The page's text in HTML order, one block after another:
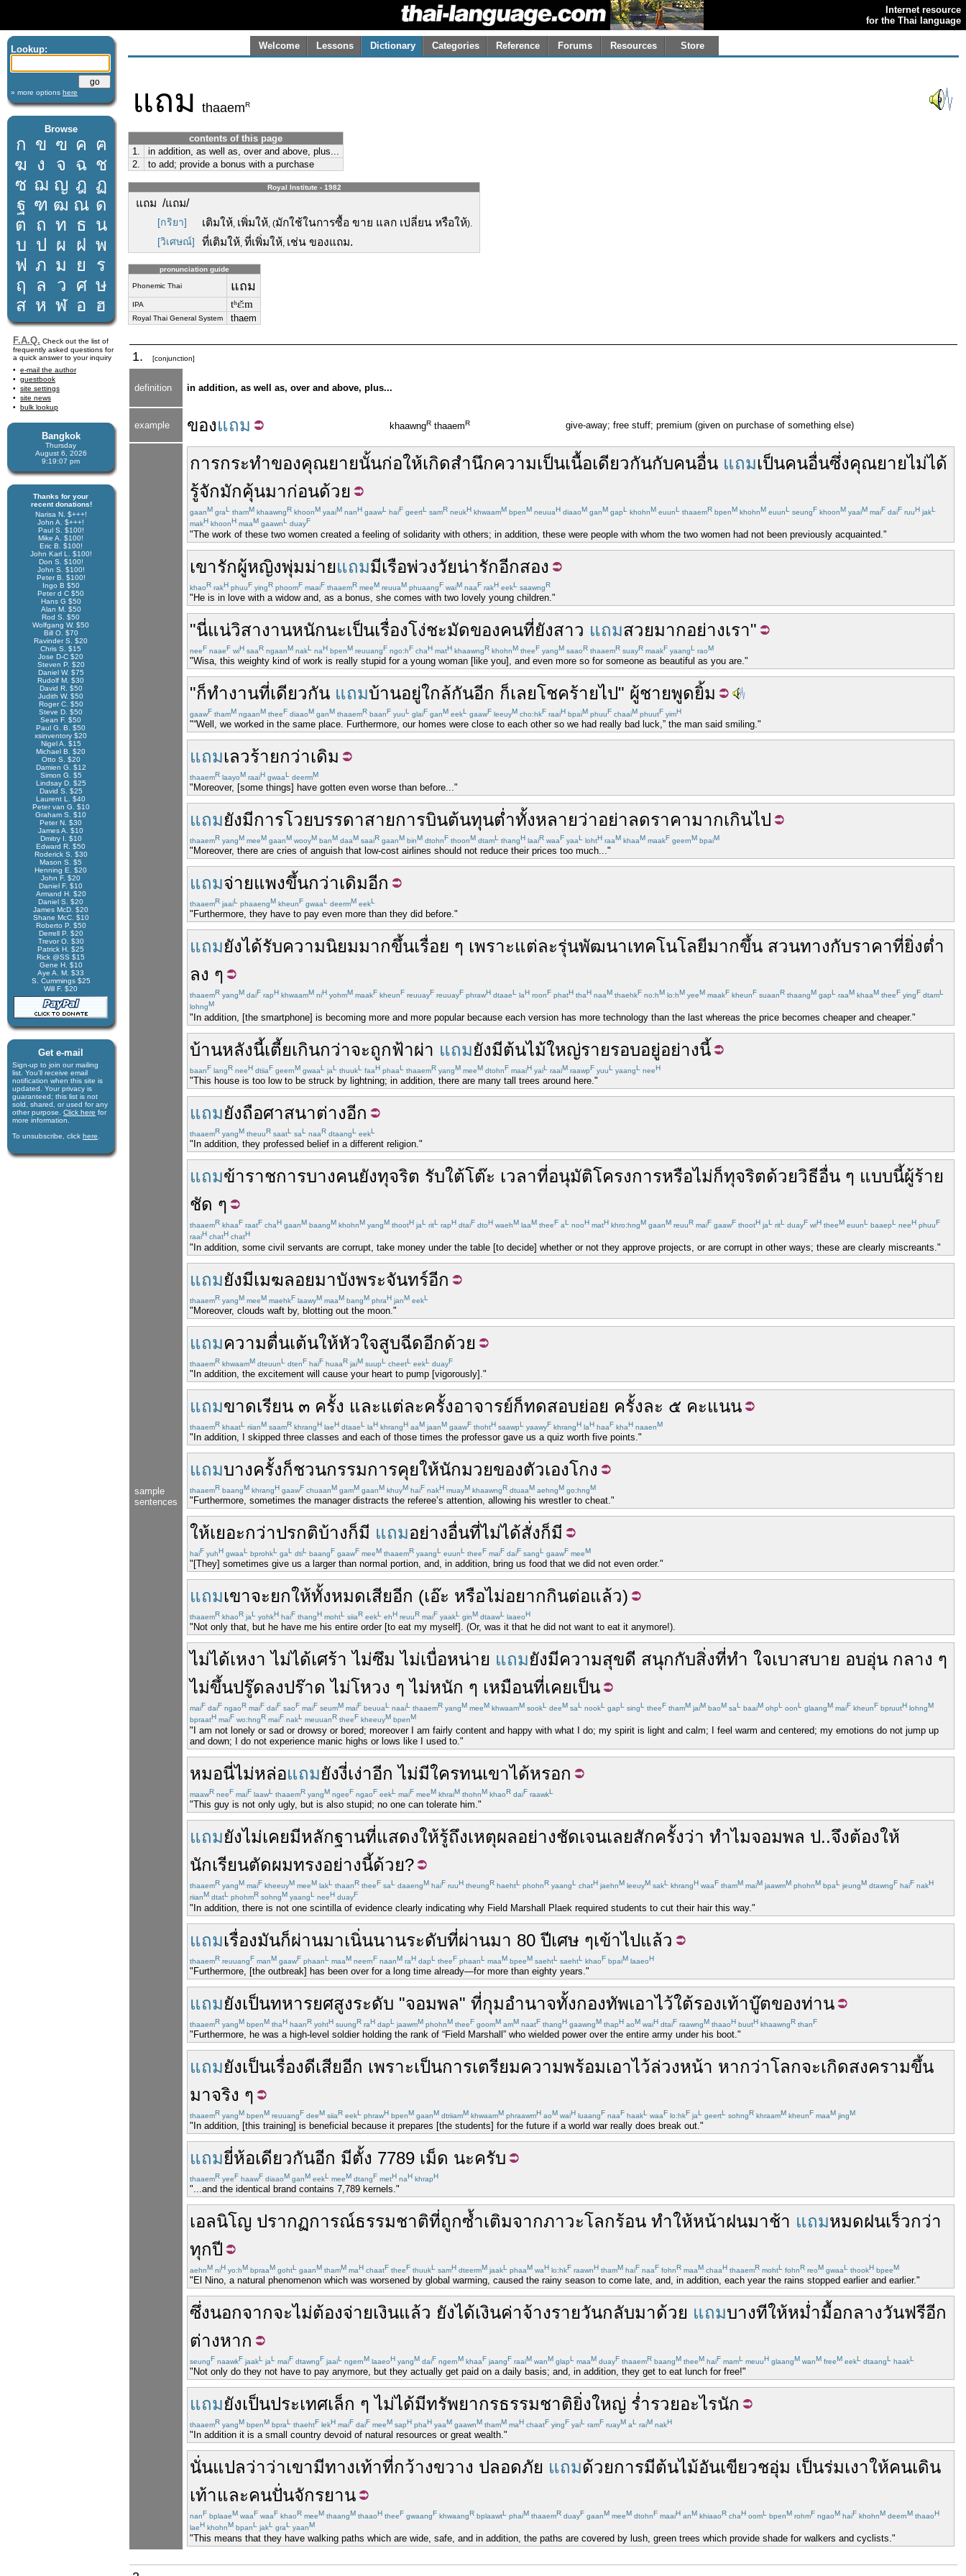
Internet resource
for the Thai language
Lookup:
» more options here
Browse
ก ข ฃ ค ฅ
ฆ ง จ ฉ ช
ซ ฌ ญ ฎ ฏ
ฐ ฑ ฒ ณ ด
ต ถ ท ธ น
บ ป ผ ฝ พ
ฟ ภ ม ย
ร
ฤ
ล ว ศ ษ
ส ห ฬ อ ฮ
F.A.Q. Check out the list of
frequently asked questions for
a quick answer to your inquiry
e-mail the author
guestbook
site settings
site news
bulk lookup
Bangkok
Thursday
August 6, 2026
9:19:07 pm
Thanks for your
recent donations!
Narisa N. $+++!
John A. $+++!
Paul S. $100!
Mike A. $100!
Eric B. $100!
John Karl L. $100!
Don S. $100!
John S. $100!
Peter B. $100!
Ingo B $50
Peter d C $50
Hans G $50
Alan M. $50
Rod S. $50
Wolfgang W. $50
Bill O. $70
Ravinder S. $20
Chris S. $15
Jose D-C $20
Steven P. $20
Daniel W. $75
Rudolf M. $30
David R. $50
Judith W. $50
Roger C. $50
Steve D. $50
Sean F. $50
Paul G. B. $50
xsinventory $20
Nigel A. $15
Michael B. $20
Otto S. $20
Damien G. $12
Simon G. $5
Lindsay D. $25
David S. $25
Laurent L. $40
Peter van G. $10
Graham S. $10
Peter N. $30
James A. $10
Dmitry I. $10
Edward R. $50
Roderick S. $30
Mason S. $5
Henning E. $20
John F. $20
Daniel F. $10
Armand H. $20
Daniel S. $20
James McD. $20
Shane McC. $10
Roberto P. $50
Derrell P. $20
Trevor O. $30
Patrick H. $25
Rick @SS $15
Gene H. $10
Aye A. M. $33
S. Cummings $25
Will F. $20
Get e-mail
Sign-up to join our mail­ing
list. You'll receive e­mail
notification when this site is
updated. Your privacy is
guaran­teed; this list is not
sold, shared, or used for any
other purpose. Click here for
more infor­mation.
To unsubscribe, click here
Welcome Lessons Dictionary Categories Reference Forums Resources Store
แถม thaaemR
contents of this page
1.
in addition, as well as, over and above, plus...
2.
to add; provide a bonus with a purchase
Royal Institute - 1982
แถม /แถม/
[กริยา] เติมให้, เพิ่มให้, (มักใช้ในการซื้อ ขาย แลก เปลี่ยน หรือให้).
[วิเศษณ์] ที่เติมให้, ที่เพิ่มให้, เช่น ของแถม.
pronunciation guide
Phonemic Thai แถม
IPA tʰɛ̌ːm
Royal Thai General System thaem
1. [conjunction]
definition in addition, as well as, over and above, plus...
example ของแถม khaawngR thaaemR give-away; free stuff; premium (given on purchase of something else)
sample
sentences
การกระทำของคุณยายนั้นก่อให้เกิดสำนึกความเป็นเนื้อเดียวกันกับคนอื่น แถมเป็นคนอื่นซึ่งคุณยายไม่ได้
รู้จักมักคุ้นมาก่อนด้วย
gaanM graL thamM khaawngR khoonM yaaiM nanH gaawL haiF geertL samR neukH khwaamM bpenM neuuaH diaaoM ganM gapL khohnM euunL thaaemR bpenM khohnM euunL seungF khoonM yaaiM maiF daiF ruuH jakL
makH khoonH maaM gaawnL duayF
"The work of these two women created a feeling of solidarity with others; in addition, these were people with whom the two women had not been previously acquainted."
เขารักผู้หญิงพุ่มม่ายแถมมีเรือพ่วงวัยน่ารักอีกสอง
khaoR rakH phuuF yingR phoomF maaiF thaaemR meeM reuuaM phuaangF waiM naaF rakH eekL saawngR
"He is in love with a widow and, as a bonus, she comes with two lovely young children."
"นี่แน่วิสางานหนักนะเป็นเรื่องโง่ชะมัดของคนที่ยังสาว แถมสวยมากอย่างเรา"
neeF naaeF wiH saaR ngaanM nakL naH bpenM reuuangF ngo:hF chaH matH khaawngR khohnM theeF yangM saaoR thaaemR suayR maakF yaangL raoM
"Wisa, this weighty kind of work is really stupid for a young woman [like you], and even more so for someone as beautiful as you are."
"ก็ทำงานที่เดียวกัน แถมบ้านอยู่ใกล้กันอีก ก็เลยโชคร้ายไป" ผู้ชายพูดยิ้ม
gaawF thamM ngaanM theeF diaaoM ganM thaaemR baanF yuuL glaiF ganM eekL gaawF leeuyM cho:hkF raaiH bpaiM phuuF chaaiM phuutF yimH
"“Well, we worked in the same place. Furthermore, our homes were close to each other so we had really bad luck,” the man said smiling."
แถมเลวร้ายกว่าเดิม
thaaemR laayoM raaiH gwaaL deermM
"Moreover, [some things] have gotten even worse than before..."
แถมยังมีการโวยบรรดาสายการบินต้นทุนต่ำทั้งหลายว่าอย่าลดราคามากเกินไป
thaaemR yangM meeM gaanM wooyM banM daaM saaiR gaanM binM dtohnF thoonM dtamL thangH laaiR waaF yaaL lohtH raaM khaaM maakF geernM bpaiM
"Moreover, there are cries of anguish that low-cost airlines should not reduce their prices too much..."
แถมจ่ายแพงขึ้นกว่าเดิมอีก
thaaemR jaaiL phaaengM kheunF gwaaL deermM eekL
"Furthermore, they have to pay even more than they did before."
แถมยังได้รับความนิยมมากขึ้นเรื่อย ๆ เพราะแต่ละรุ่นพัฒนาเทคโนโลยีมากขึ้น สวนทางกับราคาที่ยิ่งต่ำ
ลง ๆ
thaaemR yangM daiF rapH khwaamM niH yohmM maakF kheunF reuuayF reuuayF phrawH dtaaeL laH roonF phatH thaH naaM thaehkF no:hM lo:hM yeeM maakF kheunF suaanR thaangM gapL raaM khaaM theeF yingF dtamL
lohngM
"In addition, [the smartphone] is becoming more and more popular because each version has more technology than the last whereas the price becomes cheaper and cheaper."
บ้านหลังนี้เตี้ยเกินกว่าจะถูกฟ้าผ่า แถมยังมีต้นไม้ใหญ่รายรอบอยู่อย่างนี้
baanF langR neeH dtiiaF geernM gwaaL jaL thuukL faaH phaaL thaaemR yangM meeM dtohnF maaiH yaiL raaiM raawpF yuuL yaangL neeH
"This house is too low to be struck by lightning; in addition, there are many tall trees around here."
แถมยังถือศาสนาต่างอีก
thaaemR yangM theuuR saatL saL naaR dtaangL eekL
"In addition, they professed belief in a different religion."
แถมข้าราชการบางคนยังทุจริต รับใต้โต๊ะ เวลาที่อนุมัติโครงการหรือไม่ก็ทุจริตด้วยวิธีอื่น ๆ แบบนี้ผู้ร้าย
ชัด ๆ
thaaemR khaaF raatF chaH gaanM baangM khohnM yangM thootH jaL ritL rapH dtaiF dtoH waehM laaM theeF aL nooH matH khro:hngM gaanM reuuR maiF gaawF thootH jaL ritL duayF wiH theeM euunL baaepL neeH phuuF
raaiH chatH chatH
"In addition, some civil servants are corrupt, take money under the table [to decide] whether or not they approve projects, or are corrupt in other ways; these are clearly miscreants."
แถมยังมีเมฆลอยมาบังพระจันทร์อีก
thaaemR yangM meeM maehkF laawyM maaM bangM phraH janM eekL
"Moreover, clouds waft by, blotting out the moon."
แถมความตื่นเต้นให้หัวใจสูบฉีดอีกด้วย
thaaemR khwaamM dteuunL dtenF haiF huaaR jaiM suupL cheetL eekL duayF
"In addition, the excitement will cause your heart to pump [vigorously]."
แถมขาดเรียน ๓ ครั้ง และแต่ละครั้งอาจารย์ก็ทดสอบย่อย ครั้งละ ๕ คะแนน
thaaemR khaatL riianM saamR khrangH laeH dtaaeL laH khrangH aaM jaanM gaawF thohtH saawpL yaawyF khrangH laH haaF khaH naaenM
"In addition, I skipped three classes and each of those times the professor gave us a quiz worth five points."
แถมบางครั้งก็ชวนกรรมการคุยให้นักมวยของตัวเองโกง
thaaemR baangM khrangH gaawF chuaanM gamM gaanM khuyM haiF nakH muayM khaawngR dtuaaM aehngM go:hngM
"Furthermore, sometimes the manager distracts the referee’s attention, allowing his wrestler to cheat."
ให้เยอะกว่าปรกติบ้างก็มี แถมอย่างอื่นที่ไม่ได้สั่งก็มี
haiF yuhH gwaaL bprohkL gaL dtiL baangF gaawF meeM thaaemR yaangL euunL theeF maiF daiF sangL gaawF meeM
"[They] sometimes give us a larger than normal portion, and, in addition, bring us food that we did not even order."
แถมเขาจะยกให้ทั้งหมดเสียอีก (เอ๊ะ หรือไม่อยากกินต่อแล้ว)
thaaemR khaoR jaL yohkH haiF thangH mohtL siiaR eekL ehH reuuR maiF yaakL ginM dtaawL laaeoH
"Not only that, but he have me his entire order [to eat my myself]. (Or, was it that he did not want to eat it anymore!).
ไม่ได้เหงา ไม่ได้เศร้า ไม่ซึม ไม่เบื่อหน่าย แถมยังมีความสุขดี สนุกกับสิ่งที่ทำ ใจเบาสบาย อบอุ่น กลาง ๆ
ไม่ขึ้นปรู๊ดลงปร๊าด ไม่โหวง ๆไม่หนัก ๆ เหมือนที่เคยเป็น
maiF daiF ngaoR maiF daiF saoF maiF seumM maiF beuuaL naaiL thaaemR yangM meeM khwaamM sookL deeM saL nookL gapL singL theeF thamM jaiM baoM saL baaiM ohpL oonL glaangM maiF kheunF bpruutH lohngM
bpraatH maiF wo:hngR maiF nakL meuuanR theeF kheeuyM bpenM
"I am not lonely or sad or drowsy or bored; moreover I am fairly content and happy with what I do; my spirit is light and calm; I feel warm and centered; my emotions do not jump up
and down; I do not experience manic highs or lows like I used to."
หมอนี่ไม่หล่อแถมยังงี่เง่าอีก ไม่มีใครทนเขาได้หรอก
maawR neeF maiF laawL thaaemR yangM ngeeF ngaoF eekL maiF meeM khraiM thohnM khaoR daiF raawkL
"This guy is not only ugly, but is also stupid; no one can tolerate him."
แถมยังไม่เคยมีหลักฐานที่แสดงให้รู้ถึงเหตุผลอย่างชัดเจนเลยสักครั้งว่า ทำไมจอมพล ป..จึงต้องให้
นักเรียนตัดผมทรงอย่างนี้ด้วย?
thaaemR yangM maiF kheeuyM meeM lakL thaanR theeF saL daaengM haiF ruuH theungR haehtL phohnR yaangL chatH jaehnM leeuyM sakL khrangH waaF thamM maiM jaawmM phohnM bpaL jeungM dtawngF haiF nakH
riianM dtatL phohmR sohngM yaangL neeH duayF
"In addition, there is not one scintilla of evidence clearly indicating why Field Marshall Plaek required students to cut their hair this way."
แถมเรื่องมันก็ผ่านมาเนิ่นนานระดับที่ผ่านมา 80 ปีเศษ ๆเข้าไปแล้ว
thaaemR reuuangF manM gaawF phaanL maaM neernF naanM raH dapL theeF phaanL maaM bpeeM saehtL saehtL khaoF bpaiM laaeoH
"Furthermore, [the outbreak] has been over for a long time already—for more than eighty years."
แถมยังเป็นทหารยศสูงระดับ "จอมพล" ที่กุมอำนาจทั้งกองทัพเอาไว้ใต้รองเท้าบู๊ตของท่าน
thaaemR yangM bpenM thaH haanR yohtH suungR raH dapL jaawmM phohnM theeF goomM amM naatF thangH gaawngM thapH aoM waiH dtaiF raawngM thaaoH buutH khaawngR thanF
"Furthermore, he was a high-level soldier holding the rank of “Field Marshall” who wielded power over the entire army under his boot."
แถมยังเป็นเรื่องดีเสียอีก เพราะเป็นการเตรียมความพร้อมเอาไว้ล่วงหน้า หากว่าโลกจะเกิดสงครามขึ้น
มาจริง ๆ
thaaemR yangM bpenM reuuangF deeM siiaR eekL phrawH bpenM gaanM dtriiamM khwaamM phraawmH aoM waiH luaangF naaF haakL waaF lo:hkF jaL geertL sohngR khraamM kheunF maaM jingM
"In addition, [this training] is beneficial because it prepares [the students] for the future if a world war really does break out."
แถมยี่ห้อเดียวกันอีก มีตั้ง 7789 เม็ด นะครับ
thaaemR yeeF haawF diaaoM ganM eekL meeM dtangF metH naH khrapH
"...and the identical brand contains 7,789 kernels."
เอลนิโญ ปรากฏการณ์ธรรมชาติที่ถูกซ้ำเติมจากภาวะโลกร้อน ทำให้หน้าฝนมาช้า แถมหมดฝนเร็วกว่า
ทุกปี
aehnM niH yo:hM bpraaM gohtL gaanM thamM maH chaatF theeF thuukL samH dteermM jaakL phaaM waH lo:hkF raawnH thamM haiF naaF fohnR maaM chaaH thaaemR mohtL fohnR reoM gwaaL thookH bpeeM
"El Nino, a natural phenomenon which was worsened by global warming, caused the rainy season to come late, and, in addition, each year the rains stopped earlier and earlier."
ซึ่งนอกจากจะไม่ต้องจ่ายเงินแล้ว ยังได้เงินค่าจ้างรายวันกลับมาด้วย แถมบางทีให้หม่ำมื้อกลางวันฟรีอีก
ต่างหาก
seungF naawkF jaakL jaL maiF dtawngF jaaiL ngernM laaeoH yangM daiF ngernM khaaF jaangF raaiM wanM glapL maaM duayF thaaemR baangM theeM haiF mamL meuuH glaangM wanM freeM eekL dtaangL haakL
"Not only do they not have to pay anymore, but they actually get paid on a daily basis; and, in addition, they get to eat lunch for free!"
แถมยังเป็นประเทศเล็ก ๆไม่ได้มีทรัพยากรธรรมชาติยิ่งใหญ่ ร่ำรวยอะไรนัก
thaaemR yangM bpenM bpraL thaehtF lekH maiF daiF meeM sapH phaH yaaM gaawnM thamM maH chaatF yingF yaiL ramF ruayM aL raiM nakH
"In addition it is a small country devoid of natural resources or great wealth."
นั่นแปลว่าว่าเขามีทางเท้าที่กว้างขวาง ปลอดภัย แถมด้วยการมีต้นไม้อันเขียวชอุ่ม เป็นร่มเงาให้คนเดิน
เท้าและคนปั่นจักรยาน
nanF bplaaeM waaF waaF khaoR meeM thaangM thaaoH theeF gwaangF khwaangR bplaawtL phaiM thaaemR duayF gaanM meeM dtohnF maaiH anM khiaaoR chaH oomL bpenM rohmF ngaoM haiF khohnM deernM thaaoH
laeH khohnM bpanL jakL graL yaanM
"This means that they have walking paths which are wide, safe, and in addition, the paths are covered by lush, green trees which provide shade for walkers and cyclists."